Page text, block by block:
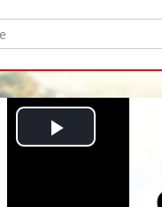
Play